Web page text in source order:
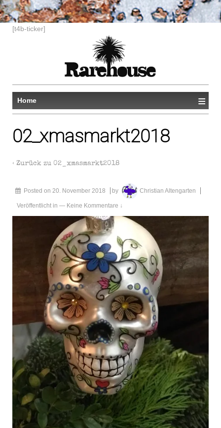
[t4b-ticker]
Home ≡
02_xmasmarkt2018
‹ Zurück zu 02_xmasmarkt2018
Posted on 20. November 2018 by Christian Altengarten
Veröffentlicht in — Keine Kommentare ↓